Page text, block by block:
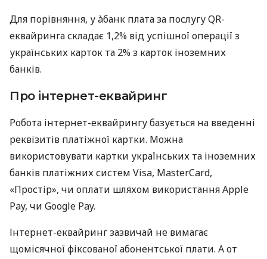
Для порівняння, у àбанк плата за послугу QR-
еквайринга складає 1,2% від успішної операції з
українських карток та 2% з карток іноземних
банків.
Про інтернет-еквайринг
Робота інтернет-еквайрингу базується на введенні
реквізитів платіжної картки. Можна
використовувати картки українських та іноземних
банків платіжних систем Visa, MasterCard,
«Простір», чи оплати шляхом використання Apple
Pay, чи Google Pay.
Інтернет-еквайринг зазвичай не вимагає
щомісячної фіксованої абонентської плати. А от